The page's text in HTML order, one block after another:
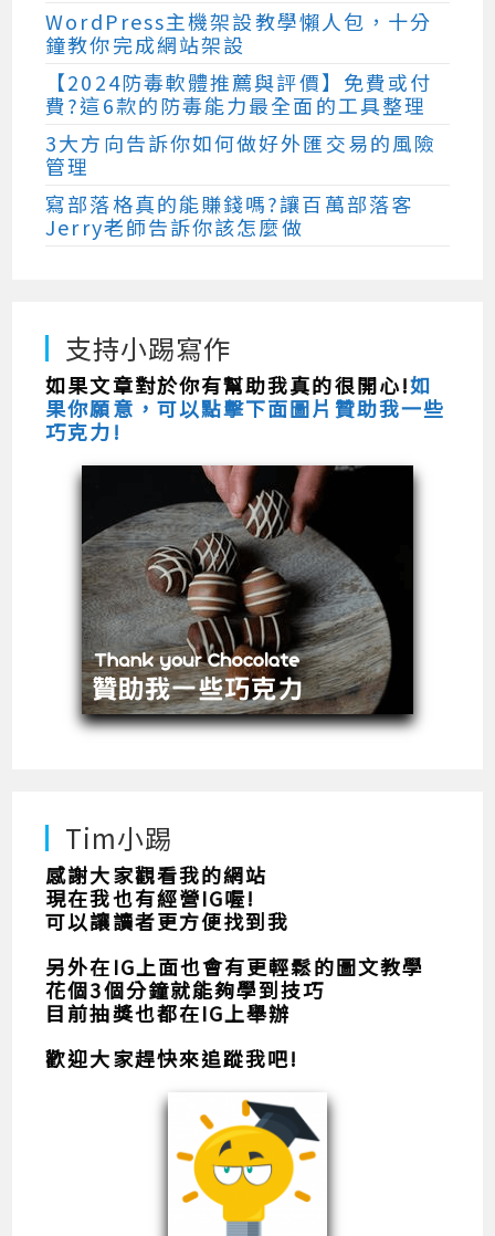
WordPress主機架設教學懶人包，十分
鐘教你完成網站架設
【2024防毒軟體推薦與評價】免費或付
費?這6款的防毒能力最全面的工具整理
3大方向告訴你如何做好外匯交易的風險
管理
寫部落格真的能賺錢嗎?讓百萬部落客
Jerry老師告訴你該怎麼做
支持小踢寫作
如果文章對於你有幫助我真的很開心!如
果你願意，可以點擊下面圖片贊助我一些
巧克力!
Tim小踢
感謝大家觀看我的網站
現在我也有經營IG喔!
可以讓讀者更方便找到我
另外在IG上面也會有更輕鬆的圖文教學
花個3個分鐘就能夠學到技巧
目前抽獎也都在IG上舉辦
歡迎大家趕快來追蹤我吧!